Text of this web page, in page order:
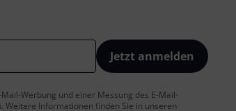
Jetzt anmelden
Werbung und einer Messung des E-Mail-
Weitere Informationen finden Sie in unseren